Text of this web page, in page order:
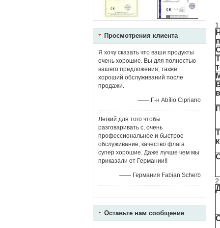
Просмотрения клиента
Я хочу сказать что ваши продукты
очень хорошие. Вы для полностью
вашего предложения, также
хороший обслуживаний после
продажи.
—— Г-н Abílio Cipriano
Легкий для того чтобы
разговаривать с, очень
профессиональное и быстрое
обслуживание, качество флага
супер хорошие. Даже лучше чем мы
приказали от Германии!!
—— Германия Fabian Scherb
Оставьте нам сообщение